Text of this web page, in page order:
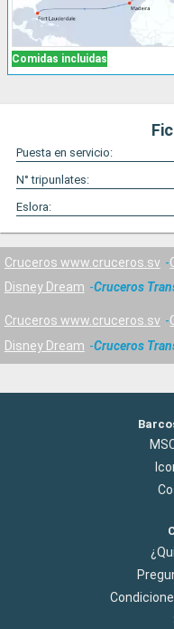
Comidas incluidas
Puesta en servicio:
N° tripunlates:
Eslora:
Cruceros www.cruceros.sv
Disney Dream
Cruceros
Cruceros www.cruceros.sv
Disney Dream
Cruceros